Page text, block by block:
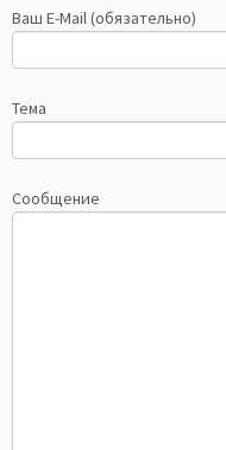
Ваш E-Mail (обязательно)
Тема
Сообщение